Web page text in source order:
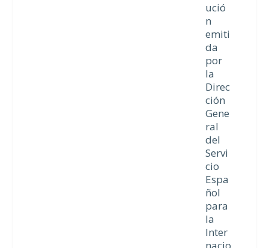
ució
n
emiti
da
por
la
Direc
ción
Gene
ral
del
Servi
cio
Espa
ñol
para
la
Inter
nacio